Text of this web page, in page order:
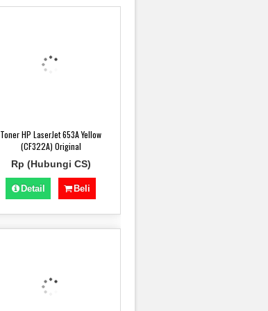
Toner HP LaserJet 653A Yellow
(CF322A) Original
Rp (Hubungi CS)
Detail Beli